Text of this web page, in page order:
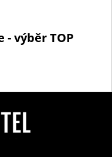
- výběr TOP